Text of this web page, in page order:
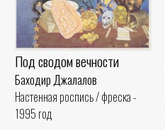
Под сводом вечности
Баходир Джалалов
Настенная роспись / фреска -
1995 год